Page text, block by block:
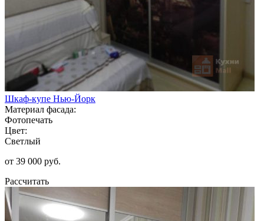
Шкаф-купе Нью-Йорк
Материал фасада:
Фотопечать
Цвет:
Светлый
от 39 000 руб.
Рассчитать